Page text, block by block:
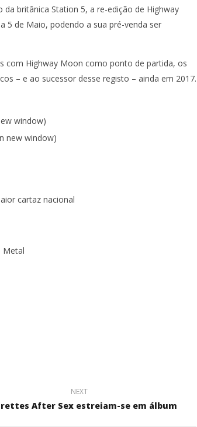
da britânica Station 5, a re-edição de Highway
5 de Maio, podendo a sua pré-venda ser
com Highway Moon como ponto de partida, os
– e ao sucessor desse registo – ainda em 2017.
window)
new window)
cartaz nacional
Metal
NEXT
After Sex estreiam-se em álbum